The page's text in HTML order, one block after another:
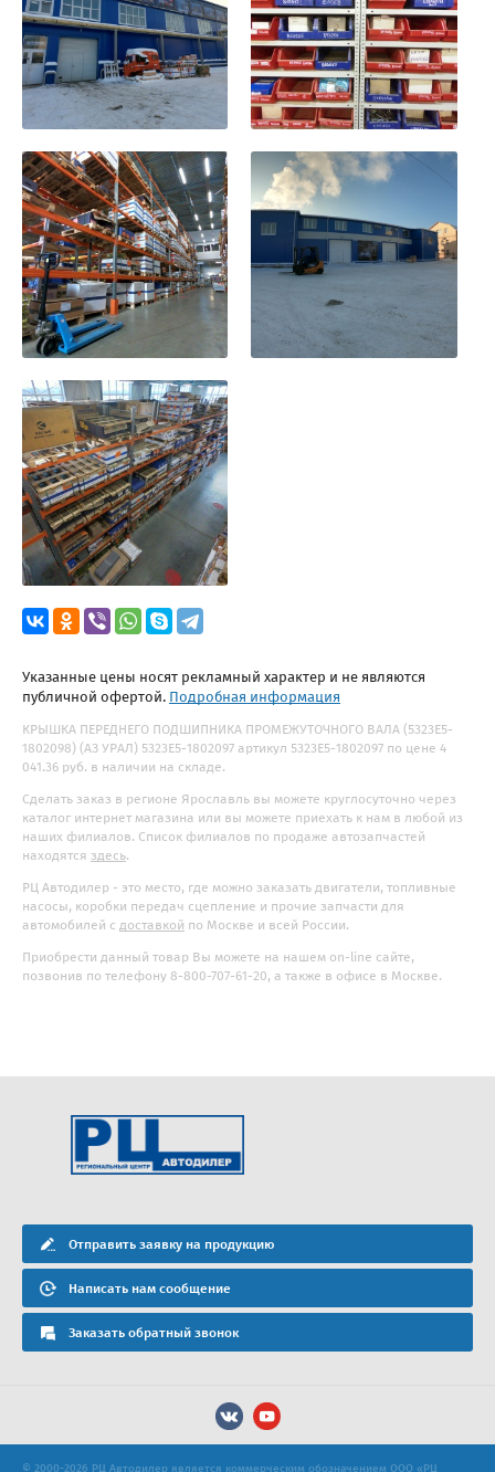
Указанные цены носят рекламный характер и не являются
публичной офертой. Подробная информация
КРЫШКА ПЕРЕДНЕГО ПОДШИПНИКА ПРОМЕЖУТОЧНОГО ВАЛА (5323Е5-
1802098) (АЗ УРАЛ) 5323Е5-1802097 артикул 5323Е5-1802097 по цене 4
041.36 руб. в наличии на складе.
Сделать заказ в регионе Ярославль вы можете круглосуточно через
каталог интернет магазина или вы можете приехать к нам в любой из
наших филиалов. Список филиалов по продаже автозапчастей
находятся здесь.
РЦ Автодилер - это место, где можно заказать двигатели, топливные
насосы, коробки передач сцепление и прочие запчасти для
автомобилей с доставкой по Москве и всей России.
Приобрести данный товар Вы можете на нашем on-line сайте,
позвонив по телефону 8-800-707-61-20, а также в офисе в Москве.
Отправить заявку на продукцию
Написать нам сообщение
Заказать обратный звонок
© 2000-2026 РЦ Автодилер является коммерческим обозначением ООО «РЦ